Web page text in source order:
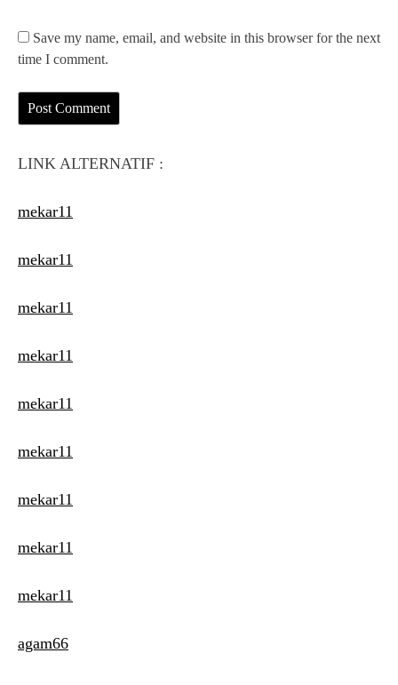
Save my name, email, and website in this browser for the next
time I comment.
LINK ALTERNATIF :
mekar11
mekar11
mekar11
mekar11
mekar11
mekar11
mekar11
mekar11
mekar11
agam66